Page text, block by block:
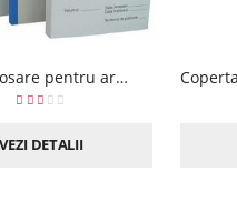
Coperti dosare pentru arhivare
VEZI DETALII